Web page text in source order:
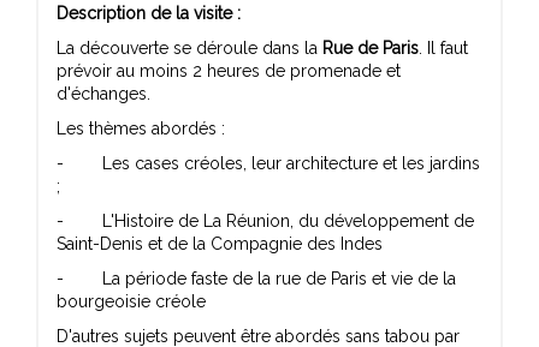
Description de la visite :
La découverte se déroule dans la Rue de Paris . Il faut
prévoir au moins 2 heures de promenade et
d'échanges.
Les thèmes abordés :
- Les cases créoles, leur architecture et les jardins
;
- L'Histoire de La Réunion, du développement de
Saint-Denis et de la Compagnie des Indes
- La période faste de la rue de Paris et vie de la
bourgeoisie créole
D'autres sujets peuvent être abordés sans tabou par